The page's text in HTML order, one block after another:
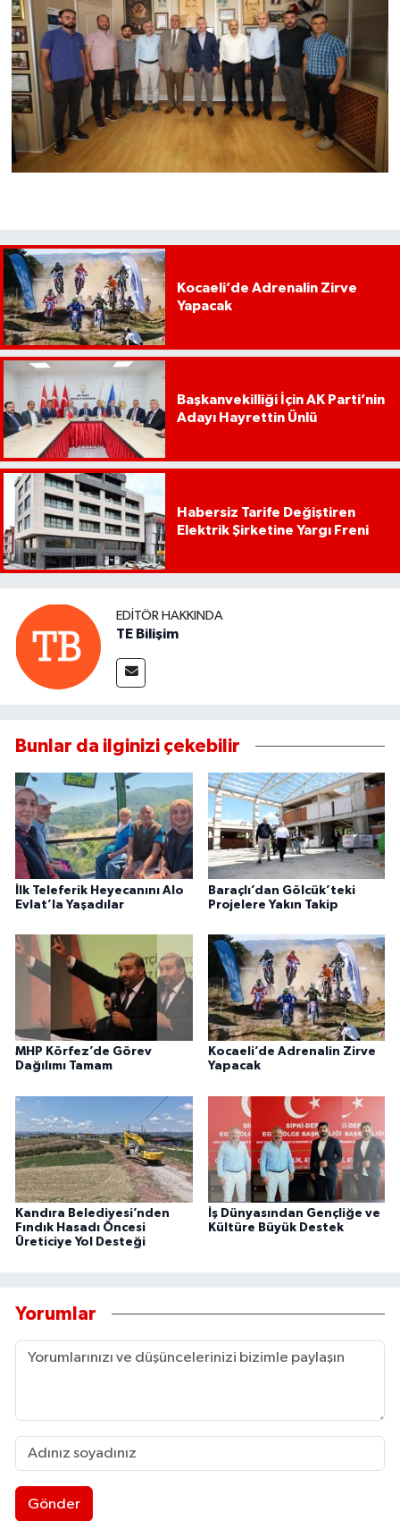
Kocaeli’de Adrenalin Zirve
Yapacak
Başkanvekilliği İçin AK Parti’nin
Adayı Hayrettin Ünlü
Habersiz Tarife Değiştiren
Elektrik Şirketine Yargı Freni
EDITÖR HAKKINDA
TE Bilişim
Bunlar da ilginizi çekebilir
İlk Teleferik Heyecanını Alo
Evlat’la Yaşadılar
Baraçlı’dan Gölcük’teki
Projelere Yakın Takip
MHP Körfez’de Görev
Dağılımı Tamam
Kocaeli’de Adrenalin Zirve
Yapacak
Kandıra Belediyesi’nden
Fındık Hasadı Öncesi
Üreticiye Yol Desteği
İş Dünyasından Gençliğe ve
Kültüre Büyük Destek
Yorumlar
Gönder